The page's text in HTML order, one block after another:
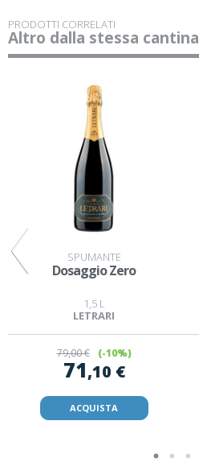
PRODOTTI CORRELATI
Altro dalla stessa cantina
SPUMANTE
Dosaggio Zero
1,5 L
LETRARI
79,00 € (-10%)
71,10 €
ACQUISTA